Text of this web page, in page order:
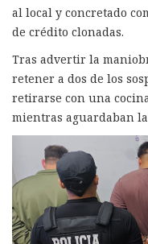
al local y concretado
de crédito clonadas.
Tras advertir la
retener a dos de los
retirarse con una
mientras aguardaban